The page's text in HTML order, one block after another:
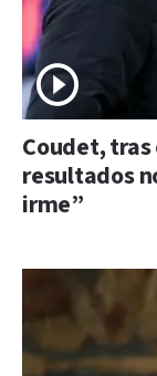
Coudet,
resultados
irme”